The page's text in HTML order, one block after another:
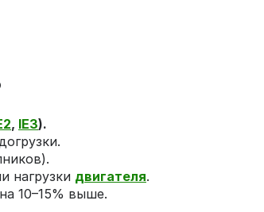
, IE3).
нагрузки двигателя.
10–15% выше.